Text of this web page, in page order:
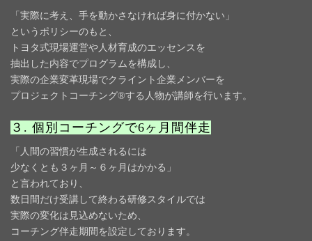
「実際に考え、手を動かさなければ身に付かない」
というポリシーのもと、
トヨタ式現場運営や人材育成のエッセンスを
抽出した内容でプログラムを構成し、
実際の企業変革現場でクライント企業メンバーを
プロジェクトコーチング®する人物が講師を行います。
３. 個別コーチングで6ヶ月間伴走
「人間の習慣が生成されるには
少なくとも３ヶ月～６ヶ月はかかる」
と言われており、
数日間だけ受講して終わる研修スタイルでは
実際の変化は見込めないため、
コーチング伴走期間を設定しております。